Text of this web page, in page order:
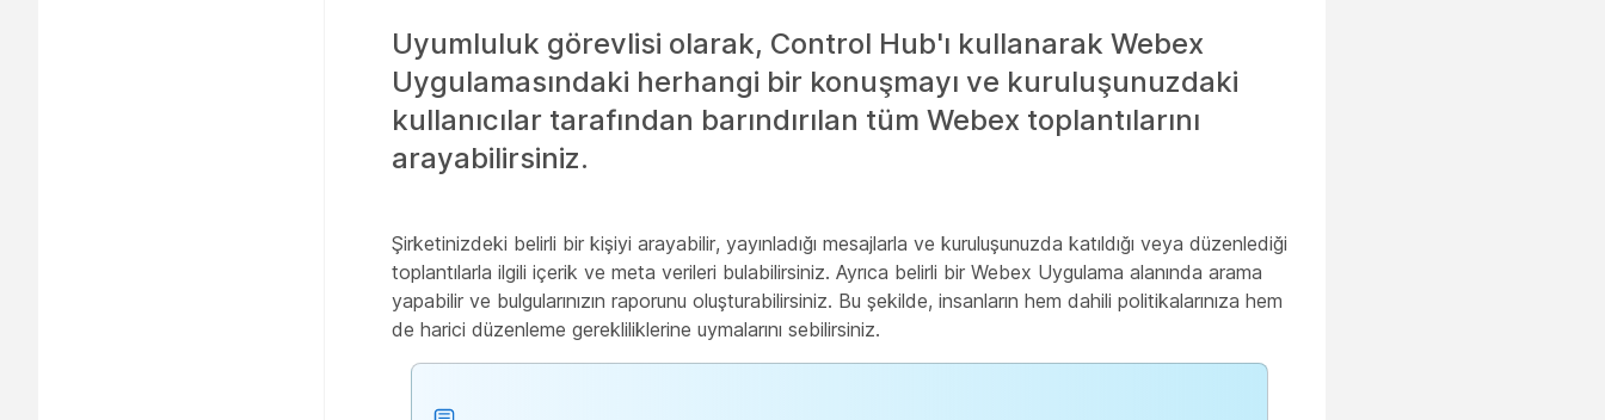
Uyumluluk görevlisi olarak, Control Hub'ı kullanarak Webex
Uygulamasındaki herhangi bir konuşmayı ve kuruluşunuzdaki
kullanıcılar tarafından barındırılan tüm Webex toplantılarını
arayabilirsiniz.
Şirketinizdeki belirli bir kişiyi arayabilir, yayınladığı mesajlarla ve kuruluşunuzda katıldığı veya düzenlediği
toplantılarla ilgili içerik ve meta verileri bulabilirsiniz. Ayrıca belirli bir Webex Uygulama alanında arama
yapabilir ve bulgularınızın raporunu oluşturabilirsiniz. Bu şekilde, insanların hem dahili politikalarınıza hem
de harici düzenleme gerekliliklerine uymalarını sebilirsiniz.